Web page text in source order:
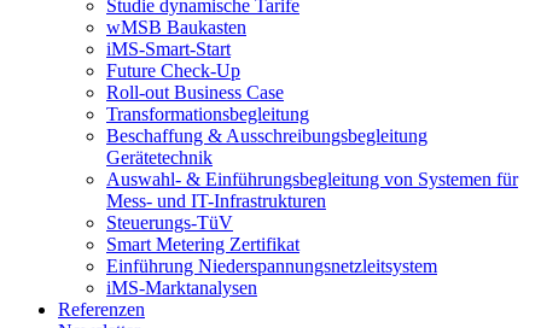
Studie dynamische Tarife
wMSB Baukasten
iMS-Smart-Start
Future Check-Up
Roll-out Business Case
Transformationsbegleitung
Beschaffung & Ausschreibungsbegleitung
Gerätetechnik
Auswahl- & Einführungsbegleitung von Systemen für
Mess- und IT-Infrastrukturen
Steuerungs-TüV
Smart Metering Zertifikat
Einführung Niederspannungsnetzleitsystem
iMS-Marktanalysen
Referenzen